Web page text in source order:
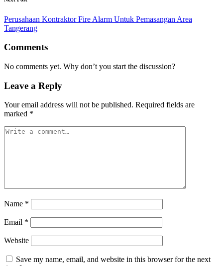
Perusahaan Kontraktor Fire Alarm Untuk Pemasangan Area
Tangerang
Comments
No comments yet. Why don’t you start the discussion?
Leave a Reply
Your email address will not be published. Required fields are
marked *
Name *
Email *
Website
Save my name, email, and website in this browser for the next